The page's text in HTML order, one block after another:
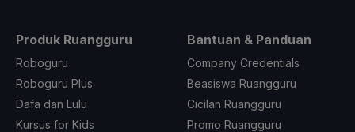
Produk Ruangguru
Roboguru
Roboguru Plus
Dafa dan Lulu
Kursus for Kids
Bantuan & Panduan
Company Credentials
Beasiswa Ruangguru
Cicilan Ruangguru
Promo Ruangguru